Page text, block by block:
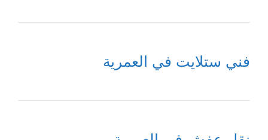
فني ستلايت في العمرية